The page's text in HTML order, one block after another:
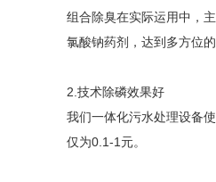
组合除臭在实际运用中，
氯酸钠药剂，达到多方位
2.技术除磷效果好
我们一体化污水处理设备
仅为0.1-1元。